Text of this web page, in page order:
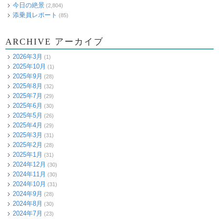
今日の絶景 (2,804)
添乗員レポート (85)
ARCHIVE アーカイブ
2026年3月 (1)
2025年10月 (1)
2025年9月 (28)
2025年8月 (32)
2025年7月 (29)
2025年6月 (30)
2025年5月 (26)
2025年4月 (29)
2025年3月 (31)
2025年2月 (28)
2025年1月 (31)
2024年12月 (30)
2024年11月 (30)
2024年10月 (31)
2024年9月 (28)
2024年8月 (30)
2024年7月 (23)